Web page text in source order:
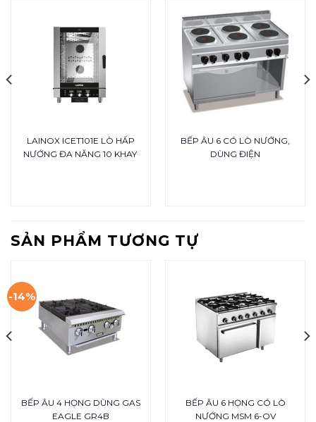
LAINOX ICET101E LÒ HẤP
NƯỚNG ĐA NĂNG 10 KHAY
BẾP ÂU 6 CÓ LÒ NƯỚNG,
DÙNG ĐIỆN
SẢN PHẨM TƯƠNG TỰ
-14%
BẾP ÂU 4 HỌNG DÙNG GAS
EAGLE GR4B
BẾP ÂU 6 HỌNG CÓ LÒ
NƯỚNG MSM 6-OV